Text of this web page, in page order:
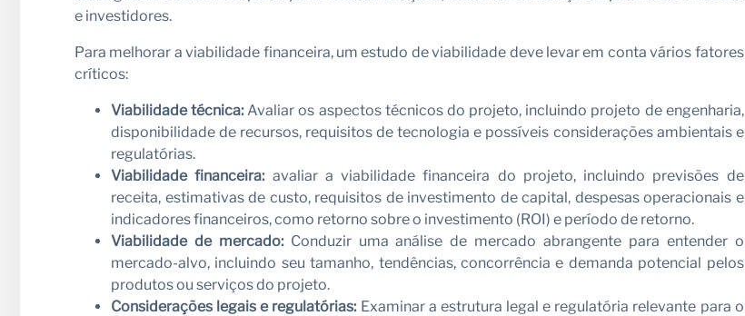
e investidores.
Para melhorar a viabilidade financeira, um estudo de viabilidade deve levar em conta vários fatores
críticos:
Viabilidade técnica:Avaliar os aspectos técnicos do projeto, incluindo projeto de engenharia,
disponibilidade de recursos, requisitos de tecnologia e possíveis considerações ambientais e
regulatórias.
Viabilidade financeira:avaliar a viabilidade financeira do projeto, incluindo previsões de
receita, estimativas de custo, requisitos de investimento de capital, despesas operacionais e
indicadores financeiros, como retorno sobre o investimento (ROI) e período de retorno.
Viabilidade de mercado:Conduzir uma análise de mercado abrangente para entender o
mercado-alvo, incluindo seu tamanho, tendências, concorrência e demanda potencial pelos
produtos ou serviços do projeto.
Considerações legais e regulatórias:Examinar a estrutura legal e regulatória relevante para o